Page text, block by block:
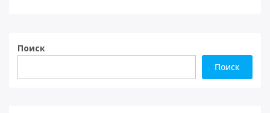
Поиск
Поиск